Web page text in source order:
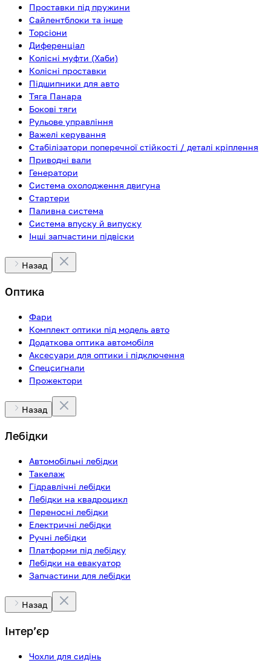
Проставки під пружини
Сайлентблоки та інше
Торсіони
Диференціал
Колісні муфти (Хаби)
Колісні проставки
Підшипники для авто
Тяга Панара
Бокові тяги
Рульове управління
Важелі керування
Стабілізатори поперечної стійкості / деталі кріплення
Приводні вали
Генератори
Система охолодження двигуна
Стартери
Паливна система
Система впуску й випуску
Інші запчастини підвіски
Назад
Оптика
Фари
Комплект оптики під модель авто
Додаткова оптика автомобіля
Аксесуари для оптики і підключення
Спецсигнали
Прожектори
Назад
Лебідки
Автомобільні лебідки
Такелаж
Гідравлічні лебідки
Лебідки на квадроцикл
Переносні лебідки
Електричні лебідки
Ручні лебідки
Платформи під лебідку
Лебідки на евакуатор
Запчастини для лебідки
Назад
Інтерʼєр
Чохли для сидінь